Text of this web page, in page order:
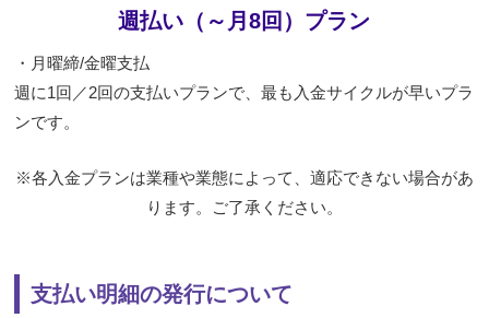
週払い（～月8回）プラン
・月曜締/金曜支払
週に1回／2回の支払いプランで、最も入金サイクルが早いプラ
ンです。
※各入金プランは業種や業態によって、適応できない場合があ
ります。ご了承ください。
支払い明細の発行について